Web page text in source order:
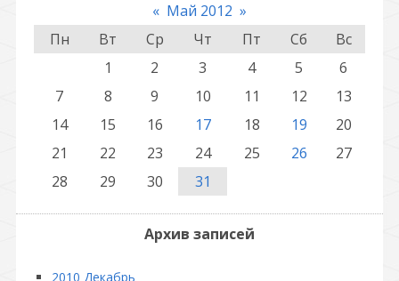
« Май 2012 »
Пн
Вт Ср Чт Пт Сб
Вс
1
2 3 4 5
6
7
8 9 10 11 12
13
14
15 16 17 18 19
20
21
22 23 24 25 26
27
28
29 30 31
Архив записей
2010 Декабрь